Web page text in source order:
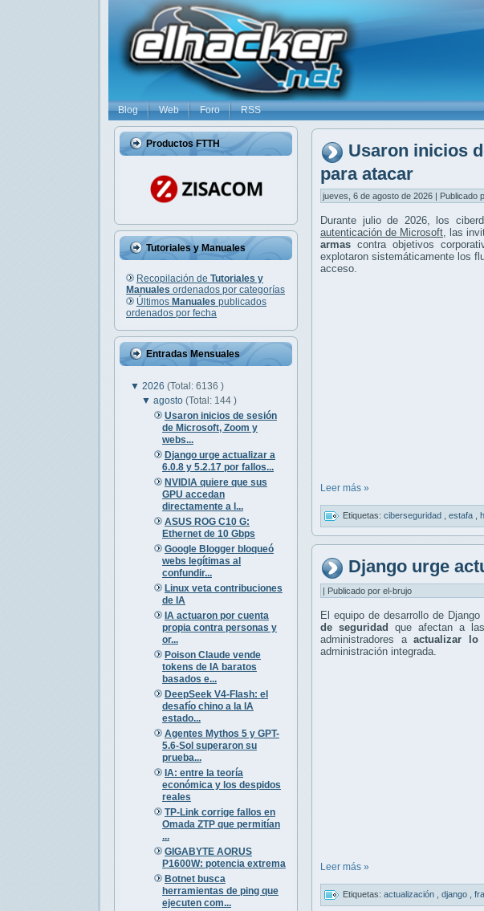
Blog Web Foro RSS
Productos FTTH
Tutoriales y Manuales
Recopilación de Tutoriales y
Manuales ordenados por categorías
Últimos Manuales publicados
ordenados por fecha
Entradas Mensuales
▼ 2026 (Total: 6136 )
▼agosto(Total: 144 )
Usaron inicios de sesión
de Microsoft, Zoom y
webs...
Django urge actualizar a
6.0.8 y 5.2.17 por fallos...
NVIDIA quiere que sus
GPU accedan
directamente a l...
ASUS ROG C10 G:
Ethernet de 10 Gbps
Google Blogger bloqueó
webs legítimas al
confundir...
Linux veta contribuciones
de IA
IA actuaron por cuenta
propia contra personas y
or...
Poison Claude vende
tokens de IA baratos
basados e...
DeepSeek V4-Flash: el
desafío chino a la IA
estado...
Agentes Mythos 5 y GPT-
5.6-Sol superaron su
prueba...
IA: entre la teoría
económica y los despidos
reales
TP-Link corrige fallos en
Omada ZTP que permitían
...
GIGABYTE AORUS
P1600W: potencia extrema
Botnet busca
herramientas de ping que
ejecuten com...
Usaron inicios
para atacar
jueves, 6 de agosto de 2026 | Publicado
Durante julio de 2026, los
autenticación de Microsoft , las
armas contra objetivos
explotaron sistemáticamente los
acceso.
Leer más »
Etiquetas: ciberseguridad estafa
Django urge
| Publicado por el-brujo
El equipo de desarrollo de
de seguridad que afectan a
administradores aactualizar lo
administración integrada.
Leer más »
Etiquetas: actualización django